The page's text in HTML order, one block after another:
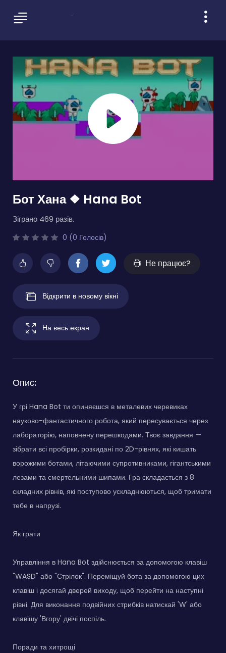
Бот Хана ❖ Hana Bot
Зіграно 469 разів.
0 (0 Голосів)
Не працює?
Відкрити в новому вікні
На весь екран
Опис:
У грі Hana Bot ти опиняєшся в металевих черевиках
науково-фантастичного робота, який пересувається через
лабораторію, наповнену перешкодами. Твоє завдання —
зібрати всі пробірки, розкидані по 2D-рівнях, які кишать
ворожими ботами, літаючими супротивниками, гігантськими
лезами та смертельними шипами. Гра складається з 8
складних рівнів, які поступово ускладнюються, щоб тримати
тебе в напрузі.
Як грати
Управління в Hana Bot здійснюється за допомогою клавіш
"WASD" або "Стрілок". Переміщуй бота за допомогою цих
клавіш і досягай дверей виходу, щоб перейти на наступні
рівні. Для виконання подвійних стрибків натискай 'W' або
клавішу 'Вгору' двічі поспіль.
Поради та хитрощі